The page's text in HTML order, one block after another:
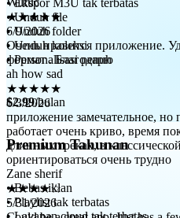
6/9/2026
Очень нравится приложение.
формат . Благодарю
ah how sad
★★★★★
6/3/2026
приложение замечательное, но
работает очень криво, время
длинных треках, в
ориентироваться очень трудно
Zane sherif
★★★★☆
5/31/2026
Could be a great app. Just has a
import some DSD albums and
• Unduh file
• Unduh folder
• Unduh koleksi
• Personalisasi penuh
$2.99/bulan
Premium Tahunan
• Bebas iklan
• Playlist tak terbatas